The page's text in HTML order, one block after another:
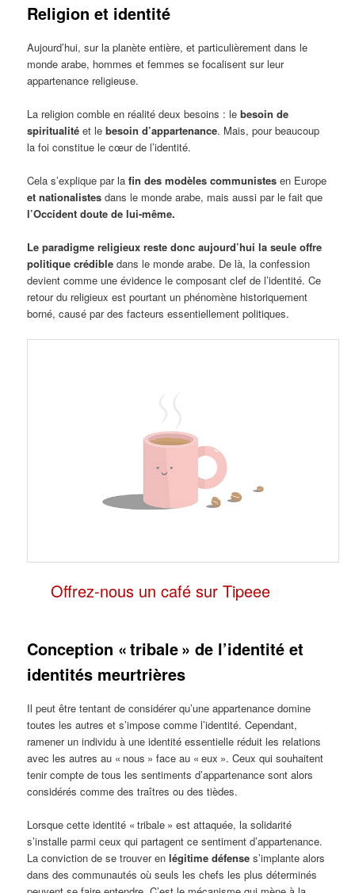
Religion et identité
Aujourd’hui, sur la planète entière, et particulièrement dans le
monde arabe, hommes et femmes se focalisent sur leur
appartenance religieuse.
La religion comble en réalité deux besoins : lebesoin de
spiritualité et lebesoin d’appartenance. Mais, pour beaucoup
la foi constitue le cœur de l’identité.
Cela s’explique par lafin des modèles communistesen Europe
et nationalistes dans le monde arabe, mais aussi par le fait que
l’Occident doute de lui-même.
Le paradigme religieux reste donc aujourd’hui la seule offre
politique crédible dans le monde arabe. De là, la confession
devient comme une évidence le composant clef de l’identité. Ce
retour du religieux est pourtant un phénomène historiquement
borné, causé par des facteurs essentiellement politiques.
Offrez-nous un café sur Tipeee
Conception « tribale » de l’identité et
identités meurtrières
Il peut être tentant de considérer qu’une appartenance domine
toutes les autres et s’impose comme l’identité. Cependant,
ramener un individu à une identité essentielle réduit les relations
avec les autres au « nous » face au « eux ». Ceux qui souhaitent
tenir compte de tous les sentiments d’appartenance sont alors
considérés comme des traîtres ou des tièdes.
Lorsque cette identité « tribale » est attaquée, la solidarité
s’installe parmi ceux qui partagent ce sentiment d’appartenance.
La conviction de se trouver enlégitime défense s’implante alors
dans des communautés où seuls les chefs les plus déterminés